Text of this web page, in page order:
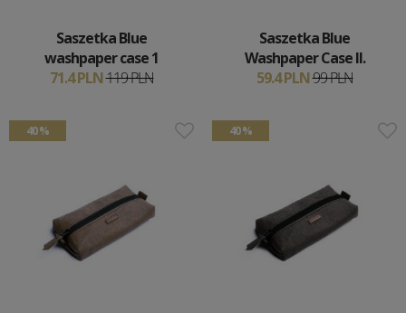
Saszetka Blue
washpaper case 1
71.4 PLN119 PLN
Saszetka Blue
Washpaper Case II.
59.4 PLN99 PLN
40 % 40 %